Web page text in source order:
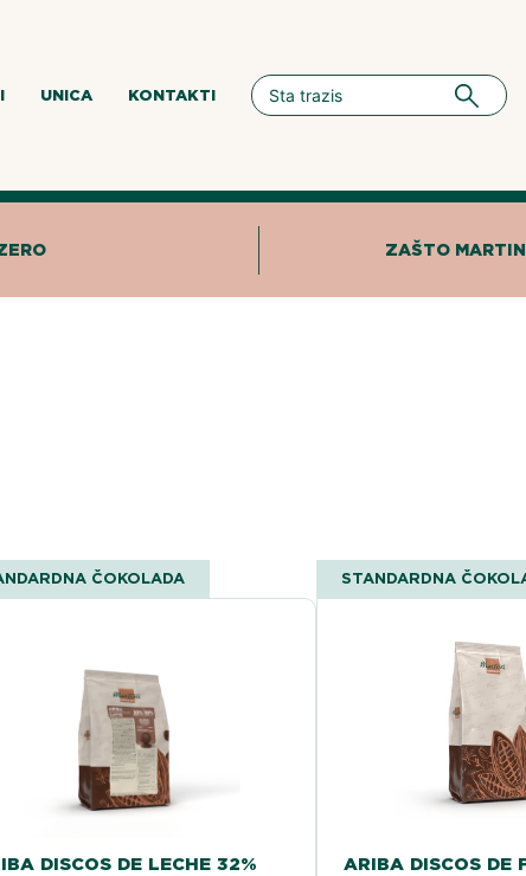
UNICA KONTAKTI
ZAŠTO
ČOKOLADA
DISCOS DE LECHE 32%
STANDARDNA
ARIBA DISCOS DE